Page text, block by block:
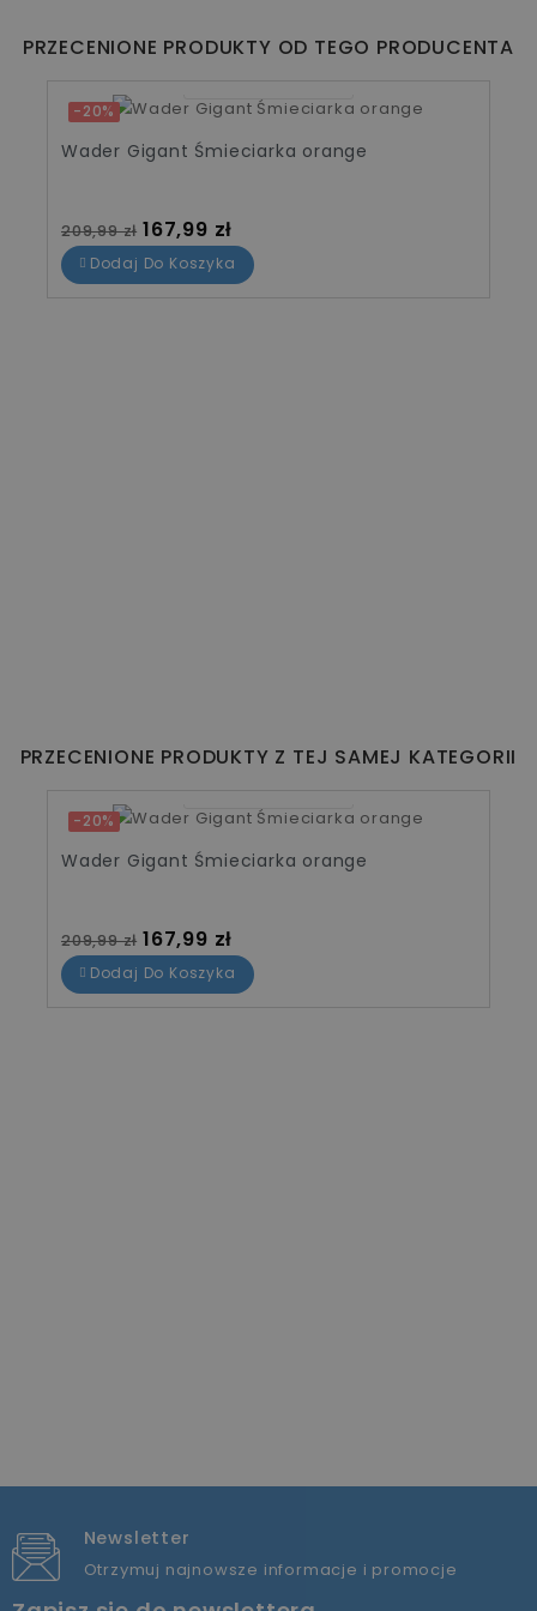
PRZECENIONE PRODUKTY OD TEGO PRODUCENTA
-20%
Wader Gigant Śmieciarka orange
Cena standardowa
209,99 zł Cena
167,99 zł
Dodaj Do Koszyka
PRZECENIONE PRODUKTY Z TEJ SAMEJ KATEGORII
-20%
Wader Gigant Śmieciarka orange
Cena standardowa
209,99 zł Cena
167,99 zł
Dodaj Do Koszyka
Newsletter
Otrzymuj najnowsze informacje i promocje